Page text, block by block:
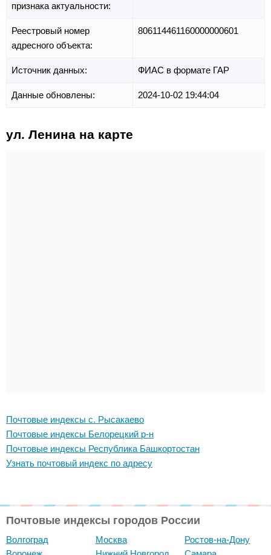
признака актуальности:
Реестровый номер
адресного объекта:
806114461160000000601
Источник данных: ФИАС в формате ГАР
Данные обновлены: 2024-10-02 19:44:04
ул. Ленина на карте
Почтовые индексы с. Рысакаево
Почтовые индексы Белорецкий р-н
Почтовые индексы Республика Башкортостан
Узнать почтовый индекс по адресу
Почтовые индексы городов России
Волгоград
Москва
Ростов-на-Дону